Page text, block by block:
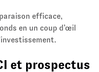
efficace,
en un coup d’œil
et prospectus